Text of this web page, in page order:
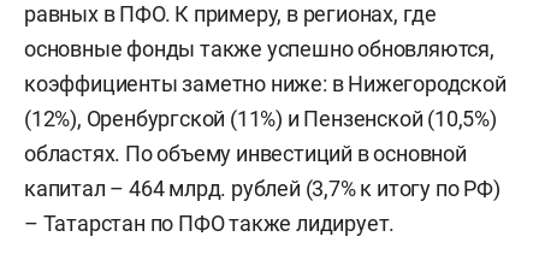
равных в ПФО. К примеру, в регионах, где
основные фонды также успешно обновляются,
коэффициенты заметно ниже: в Нижегородской
(12%), Оренбургской (11%) и Пензенской (10,5%)
областях. По объему инвестиций в основной
капитал – 464 млрд. рублей (3,7% к итогу по РФ)
– Татарстан по ПФО также лидирует.